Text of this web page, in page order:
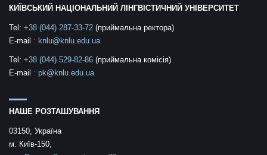
КИЇВСЬКИЙ НАЦІОНАЛЬНИЙ ЛІНГВІСТИЧНИЙ УНІВЕРСИТЕТ
Tel: +38 (044) 287-33-72 (приймальна ректора)
E-mail : knlu@knlu.edu.ua
Tel: +38 (044) 529-82-86 (приймальна комісія)
E-mail : pk@knlu.edu.ua
НАШЕ РОЗТАШУВАННЯ
03150, Україна
м. Київ-150,